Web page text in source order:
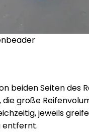
beiden Seiten des
große
jeweils
entfernt.